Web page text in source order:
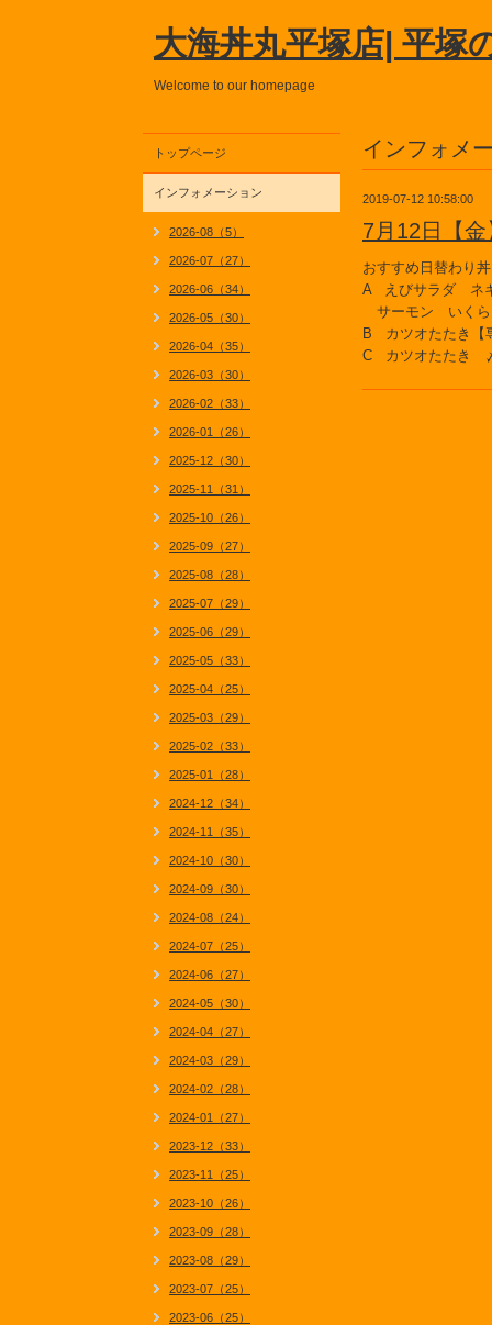
大海丼丸平塚店| 平塚
Welcome to our homepage
インフォメ
2019-07-12 10:58:00
7月12日【
おすすめ日替わり丼
A えびサラダ ネ
サーモン いく
B カツオたたき
C カツオたたき
トップページ
インフォメーション
2026-08（5）
2026-07（27）
2026-06（34）
2026-05（30）
2026-04（35）
2026-03（30）
2026-02（33）
2026-01（26）
2025-12（30）
2025-11（31）
2025-10（26）
2025-09（27）
2025-08（28）
2025-07（29）
2025-06（29）
2025-05（33）
2025-04（25）
2025-03（29）
2025-02（33）
2025-01（28）
2024-12（34）
2024-11（35）
2024-10（30）
2024-09（30）
2024-08（24）
2024-07（25）
2024-06（27）
2024-05（30）
2024-04（27）
2024-03（29）
2024-02（28）
2024-01（27）
2023-12（33）
2023-11（25）
2023-10（26）
2023-09（28）
2023-08（29）
2023-07（25）
2023-06（25）